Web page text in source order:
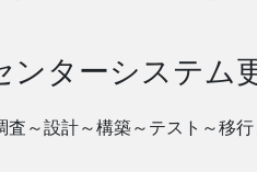
ターシステム
～設計～構築～テスト～移